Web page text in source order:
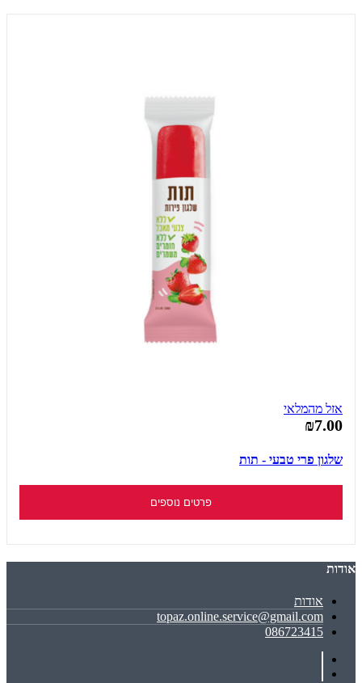
אזל מהמלאי
₪7.00
שלגון פרי טבעי - תות
פרטים נוספים
אודות
אודות
topaz.online.service@gmail.com
086723415